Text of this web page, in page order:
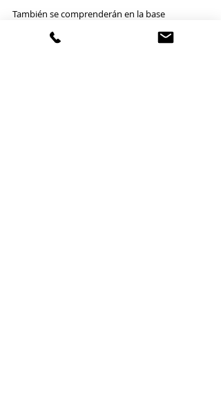
También se comprenderán en la base
imponible los conceptos a que se refieren las